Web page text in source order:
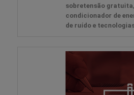
sobretensão gratuita,
condicionador de
de ruído e